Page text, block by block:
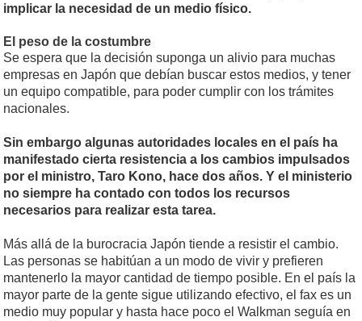
implicar la necesidad de un medio físico.
El peso de la costumbre
Se espera que la decisión suponga un alivio para muchas
empresas en Japón que debían buscar estos medios, y tener
un equipo compatible, para poder cumplir con los trámites
nacionales.
Sin embargo algunas autoridades locales en el país ha
manifestado cierta resistencia a los cambios impulsados
por el ministro, Taro Kono, hace dos años. Y el ministerio
no siempre ha contado con todos los recursos
necesarios para realizar esta tarea.
Más allá de la burocracia Japón tiende a resistir el cambio.
Las personas se habitúan a un modo de vivir y prefieren
mantenerlo la mayor cantidad de tiempo posible. En el país la
mayor parte de la gente sigue utilizando efectivo, el fax es un
medio muy popular y hasta hace poco el Walkman seguía en